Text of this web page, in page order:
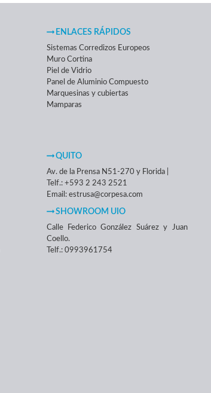
ENLACES RÁPIDOS
Sistemas Corredizos Europeos
Muro Cortina
Piel de Vidrio
Panel de Aluminio Compuesto
Marquesinas y cubiertas
Mamparas
QUITO
Av. de la Prensa N51-270 y Florida |
Telf.: +593 2 243 2521
Email: estrusa@corpesa.com
SHOWROOM UIO
Calle Federico González Suárez y Juan
Coello.
Telf.: 0993961754